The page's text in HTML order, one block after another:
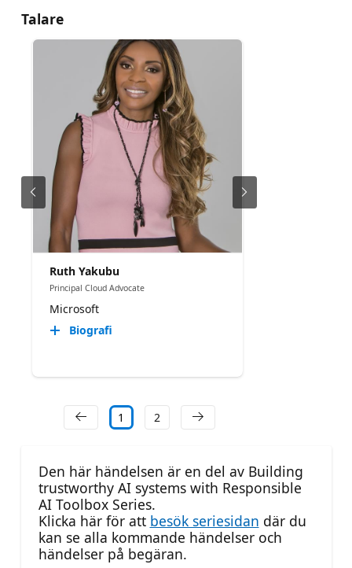
Talare
Ruth Yakubu
Principal Cloud Advocate
Microsoft
Biografi
1 2
Den här händelsen är en del av Building
trustworthy AI systems with Responsible
AI Toolbox Series.
Klicka här för att besök seriesidan där du
kan se alla kommande händelser och
händelser på begäran.